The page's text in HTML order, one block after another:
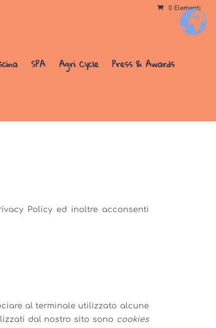
0 Elementi
SPA Agri Cycle
Press & Awards
Policy ed inoltre acconsenti
al terminale utilizzato alcune
dal nostro sito sono cookies
+